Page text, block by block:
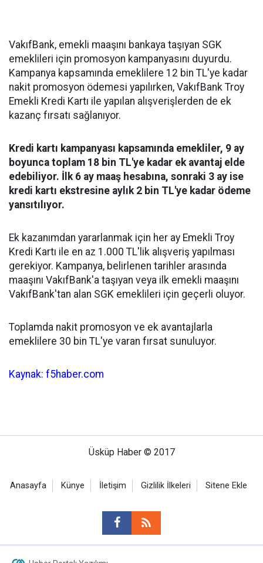
VakıfBank, emekli maaşını bankaya taşıyan SGK
emeklileri için promosyon kampanyasını duyurdu.
Kampanya kapsamında emeklilere 12 bin TL'ye kadar
nakit promosyon ödemesi yapılırken, VakıfBank Troy
Emekli Kredi Kartı ile yapılan alışverişlerden de ek
kazanç fırsatı sağlanıyor.
Kredi kartı kampanyası kapsamında emekliler, 9 ay
boyunca toplam 18 bin TL'ye kadar ek avantaj elde
edebiliyor. İlk 6 ay maaş hesabına, sonraki 3 ay ise
kredi kartı ekstresine aylık 2 bin TL'ye kadar ödeme
yansıtılıyor.
Ek kazanımdan yararlanmak için her ay Emekli Troy
Kredi Kartı ile en az 1.000 TL'lik alışveriş yapılması
gerekiyor. Kampanya, belirlenen tarihler arasında
maaşını VakıfBank'a taşıyan veya ilk emekli maaşını
VakıfBank'tan alan SGK emeklileri için geçerli oluyor.
Toplamda nakit promosyon ve ek avantajlarla
emeklilere 30 bin TL'ye varan fırsat sunuluyor.
Kaynak: f5haber.com
Üsküp Haber © 2017
Anasayfa Künye İletişim Gizlilik İlkeleri Sitene Ekle